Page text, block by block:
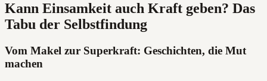
Kann Einsamkeit auch Kraft geben? Das
Tabu der Selbstfindung
Vom Makel zur Superkraft: Geschichten, die Mut
machen